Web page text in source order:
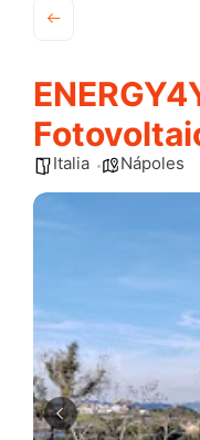
Italia Nápoles